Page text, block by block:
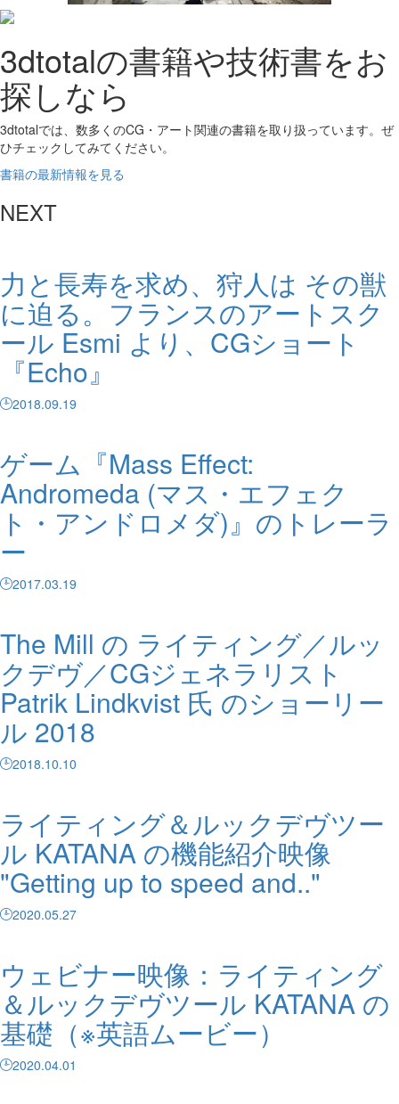
3dtotalの書籍や技術書をお
探しなら
3dtotalでは、数多くのCG・アート関連の書籍を取り扱っています。ぜ
ひチェックしてみてください。
書籍の最新情報を見る
NEXT
力と長寿を求め、狩人は その獣
に迫る。フランスのアートスク
ール Esmi より、CGショート
『Echo』
2018.09.19
ゲーム『Mass Effect:
Andromeda (マス・エフェク
ト・アンドロメダ)』のトレーラ
ー
2017.03.19
The Mill の ライティング／ルッ
クデヴ／CGジェネラリスト
Patrik Lindkvist 氏 のショーリー
ル 2018
2018.10.10
ライティング＆ルックデヴツー
ル KATANA の機能紹介映像
"Getting up to speed and.."
2020.05.27
ウェビナー映像：ライティング
＆ルックデヴツール KATANA の
基礎（※英語ムービー）
2020.04.01